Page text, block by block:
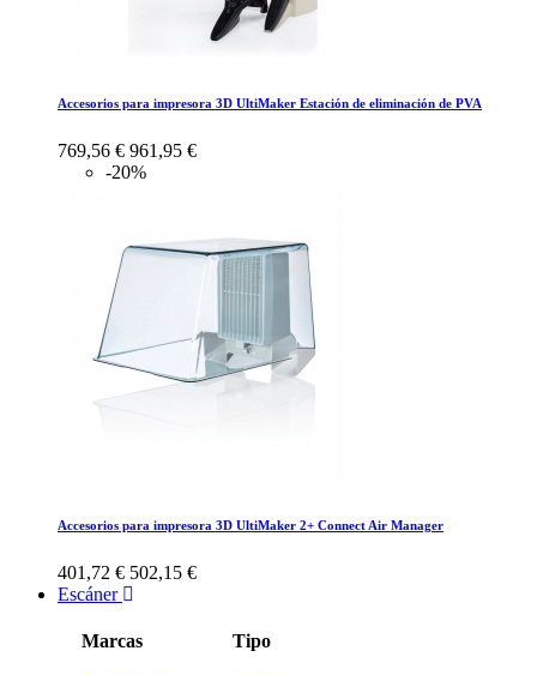
Accesorios para impresora 3D UltiMaker Estación de eliminación de PVA
769,56 € 961,95 €
-20%
Accesorios para impresora 3D UltiMaker 2+ Connect Air Manager
401,72 € 502,15 €
Escáner
Marcas Tipo